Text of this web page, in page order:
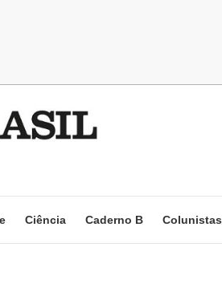
Ciência Caderno B Colunistas